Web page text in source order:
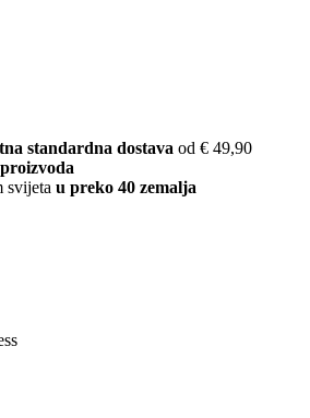
standardna dostava od € 49,90
svijeta u preko 40 zemalja